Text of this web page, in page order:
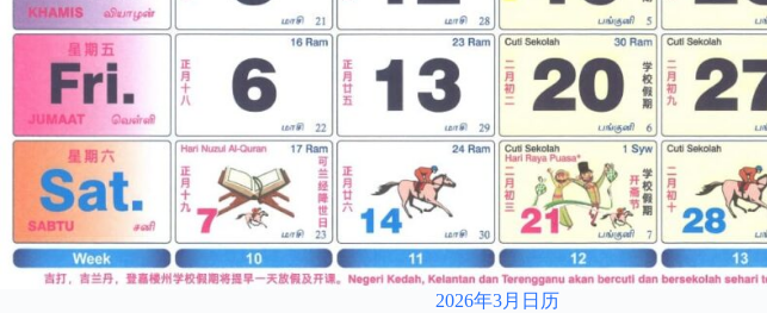
2026年3月日历